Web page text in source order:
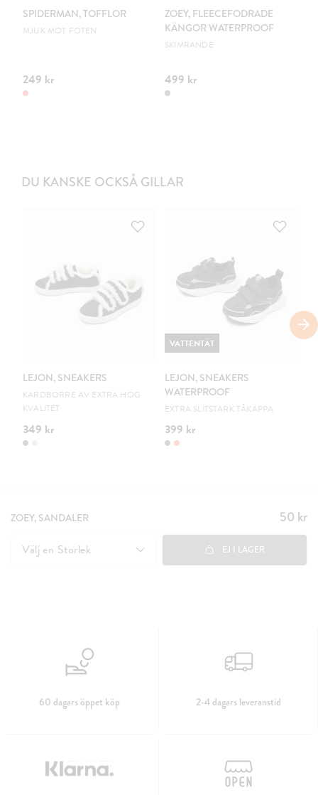
SPIDERMAN, TOFFLOR
MJUK MOT FOTEN
249 kr
ZOEY, FLEECEFODRADE
KÄNGOR WATERPROOF
SKIMRANDE
499 kr
DU KANSKE OCKSÅ GILLAR
LEJON, SNEAKERS
KARDBORRE AV EXTRA HÖG
KVALITET
349 kr
LEJON, SNEAKERS
WATERPROOF
EXTRA SLITSTARK TÅKAPPA
399 kr
VATTENTÄT
ZOEY, SANDALER Pris:
50 kr
50 kr
Välj en Storlek EJ I LAGER
60 dagars öppet köp 2-4 dagars leveranstid